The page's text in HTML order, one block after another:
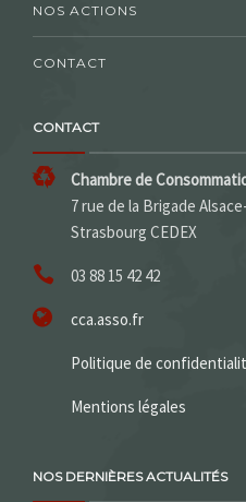
NOS ACTIONS
CONTACT
CONTACT
Chambre de
7 rue de la Brigade
Strasbourg CEDEX
03 88 15 42 42
cca.asso.fr
Politique de
Mentions légales
NOS DERNIÈRES ACTUALITÉS